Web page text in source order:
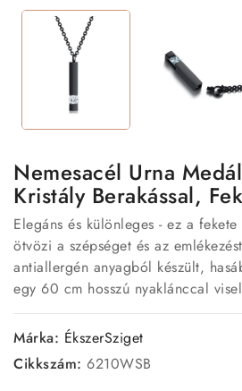
Nemesacél Urna
Kristály Berakással,
Elegáns és különleges - ez a
ötvözi a szépséget és az
antiallergén anyagból készült,
egy 60 cm hosszú nyaklánccal
Márka: ÉkszerSziget
Cikkszám: 6210WSB